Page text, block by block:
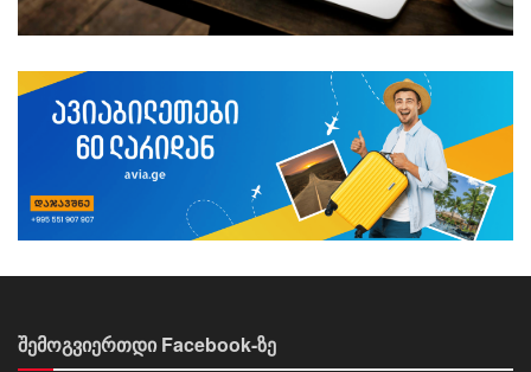
შემოგვიერთდი Facebook-ზე